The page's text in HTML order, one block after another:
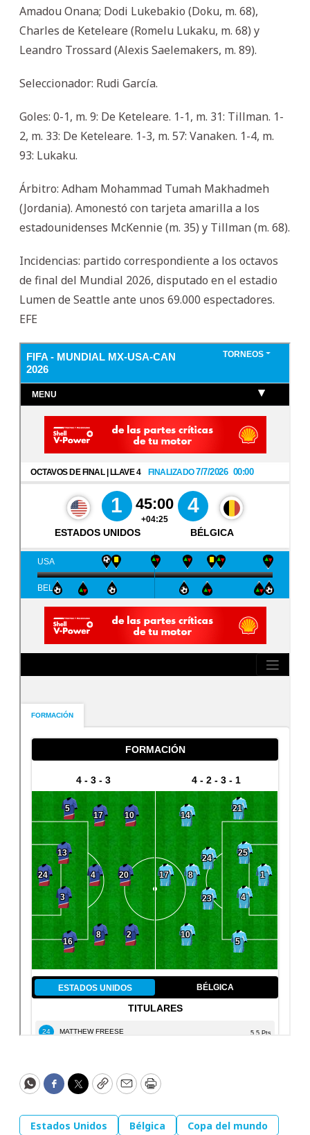
Amadou Onana; Dodi Lukebakio (Doku, m. 68),
Charles de Keteleare (Romelu Lukaku, m. 68) y
Leandro Trossard (Alexis Saelemakers, m. 89).
Seleccionador: Rudi García.
Goles: 0-1, m. 9: De Keteleare. 1-1, m. 31: Tillman. 1-
2, m. 33: De Keteleare. 1-3, m. 57: Vanaken. 1-4, m.
93: Lukaku.
Árbitro: Adham Mohammad Tumah Makhadmeh
(Jordania). Amonestó con tarjeta amarilla a los
estadounidenses McKennie (m. 35) y Tillman (m. 68).
Incidencias: partido correspondiente a los octavos
de final del Mundial 2026, disputado en el estadio
Lumen de Seattle ante unos 69.000 espectadores.
EFE
WhatsApp
Facebook
Twitter
CopyEmailPrint
Estados Unidos Bélgica Copa del mundo